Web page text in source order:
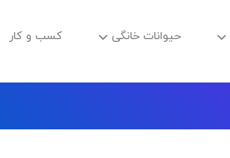
حیوانات خانگی کسب و کار